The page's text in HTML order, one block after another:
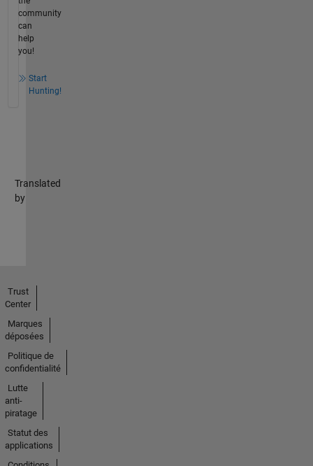
community
can
help
you!
Start
Hunting!
Translated
by
Trust
Center
Marques
déposées
Politique de
confidentialité
Lutte
anti-
piratage
Statut des
applications